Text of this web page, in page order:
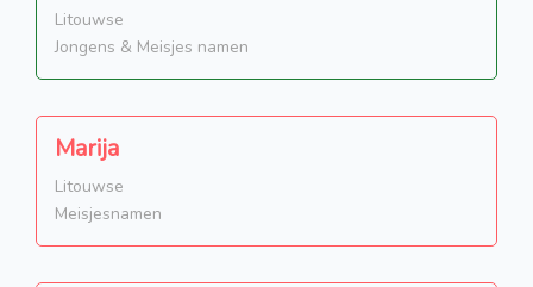
Litouwse
Jongens & Meisjes namen
Marija
Litouwse
Meisjesnamen